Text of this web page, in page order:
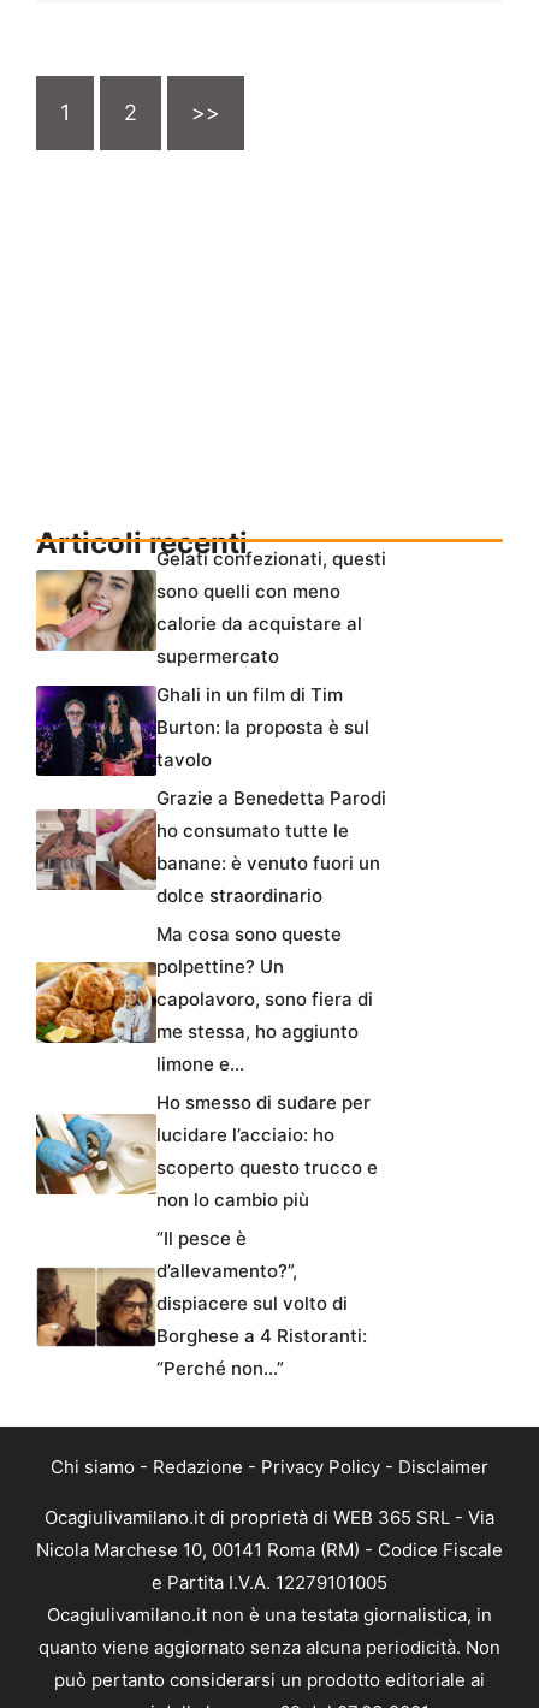
1 2 >>
Articoli recentiGelati confezionati, questi
sono quelli con meno
calorie da acquistare al
supermercato
Ghali in un film di Tim
Burton: la proposta è sul
tavolo
Grazie a Benedetta Parodi
ho consumato tutte le
banane: è venuto fuori un
dolce straordinario
Ma cosa sono queste
polpettine? Un
capolavoro, sono fiera di
me stessa, ho aggiunto
limone e…
Ho smesso di sudare per
lucidare l’acciaio: ho
scoperto questo trucco e
non lo cambio più
“Il pesce è
d’allevamento?”,
dispiacere sul volto di
Borghese a 4 Ristoranti:
“Perché non…”
Chi siamo - Redazione - Privacy Policy - Disclaimer
Ocagiulivamilano.it di proprietà di WEB 365 SRL - Via
Nicola Marchese 10, 00141 Roma (RM) - Codice Fiscale
e Partita I.V.A. 12279101005
Ocagiulivamilano.it non è una testata giornalistica, in
quanto viene aggiornato senza alcuna periodicità. Non
può pertanto considerarsi un prodotto editoriale ai